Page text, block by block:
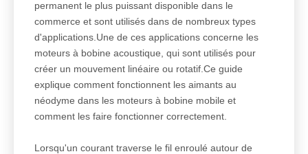
permanent le plus puissant disponible dans le
commerce et sont utilisés dans de nombreux types
d'applications.Une de ces applications concerne les
moteurs à bobine acoustique, qui sont utilisés pour
créer un mouvement linéaire ou rotatif.Ce guide
explique comment fonctionnent les aimants au
néodyme dans les moteurs à bobine mobile et
comment les faire fonctionner correctement.
Lorsqu'un courant traverse le fil enroulé autour de